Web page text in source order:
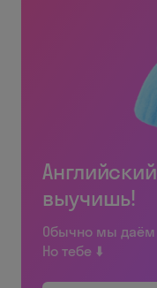
выучишь!
Обычно мы даём
Но тебе ⬇️